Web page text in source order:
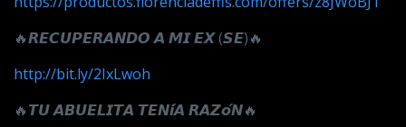
🔥𝙍𝙀𝘾𝙐𝙋𝙀𝙍𝘼𝙉𝘿𝙊 𝘼 𝙈𝙄𝙀𝙓(𝙎𝙀)🔥
http://bit.ly/2IxLwoh
🔥𝙏𝙐𝘼𝘽𝙐𝙀𝙇𝙄𝙏𝘼 𝙏𝙀𝙉𝙞́𝘼 𝙍𝘼𝙕𝙤́𝙉🔥